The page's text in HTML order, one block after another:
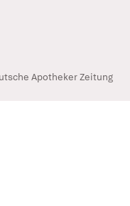
Apotheker Zeitung